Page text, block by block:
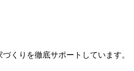
くりを徹底サポートしています。